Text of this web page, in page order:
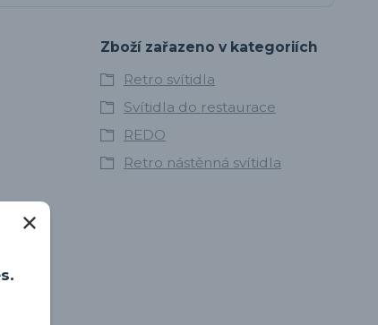
Zboží zařazeno v kategoriích
Retro svítidla
Svítidla do restaurace
REDO
Retro nástěnná svítidla